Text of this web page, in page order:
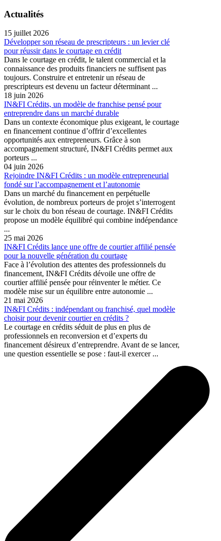
Actualités
15 juillet 2026
Développer son réseau de prescripteurs : un levier clé
pour réussir dans le courtage en crédit
Dans le courtage en crédit, le talent commercial et la
connaissance des produits financiers ne suffisent pas
toujours. Construire et entretenir un réseau de
prescripteurs est devenu un facteur déterminant ...
18 juin 2026
IN&FI Crédits, un modèle de franchise pensé pour
entreprendre dans un marché durable
Dans un contexte économique plus exigeant, le courtage
en financement continue d’offrir d’excellentes
opportunités aux entrepreneurs. Grâce à son
accompagnement structuré, IN&FI Crédits permet aux
porteurs ...
04 juin 2026
Rejoindre IN&FI Crédits : un modèle entrepreneurial
fondé sur l’accompagnement et l’autonomie
Dans un marché du financement en perpétuelle
évolution, de nombreux porteurs de projet s’interrogent
sur le choix du bon réseau de courtage. IN&FI Crédits
propose un modèle équilibré qui combine indépendance
...
25 mai 2026
IN&FI Crédits lance une offre de courtier affilié pensée
pour la nouvelle génération du courtage
Face à l’évolution des attentes des professionnels du
financement, IN&FI Crédits dévoile une offre de
courtier affilié pensée pour réinventer le métier. Ce
modèle mise sur un équilibre entre autonomie ...
21 mai 2026
IN&FI Crédits : indépendant ou franchisé, quel modèle
choisir pour devenir courtier en crédits ?
Le courtage en crédits séduit de plus en plus de
professionnels en reconversion et d’experts du
financement désireux d’entreprendre. Avant de se lancer,
une question essentielle se pose : faut-il exercer ...